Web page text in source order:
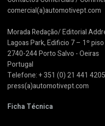
comercial(a)automotivept.com
Morada Redação/ Editorial
Lagoas Park, Edificio 7 – 1º piso
2740-244 Porto Salvo - Oeiras
Portugal
Telefone: + 351 (0) 21 441 4205
press(a)automotivept.com
Ficha Técnica